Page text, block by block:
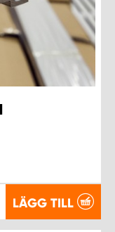
LÄGG TILL